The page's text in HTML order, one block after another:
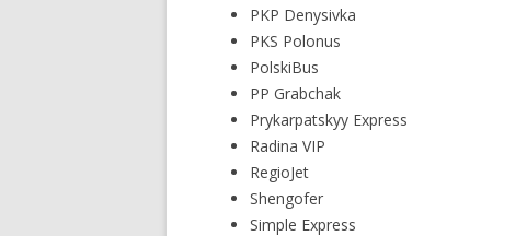
PKP Denysivka
PKS Polonus
PolskiBus
PP Grabchak
Prykarpatskyy Express
Radina VIP
RegioJet
Shengofer
Simple Express